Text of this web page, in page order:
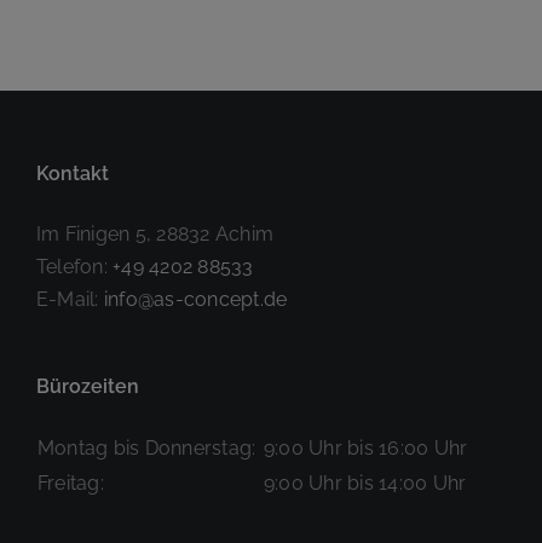
Kontakt
Im Finigen 5, 28832 Achim
Telefon: +49 4202 88533
E-Mail: info@as-concept.de
Bürozeiten
Montag bis Donnerstag: 9:00 Uhr bis 16:00 Uhr
Freitag:
9:00 Uhr bis 14:00 Uhr